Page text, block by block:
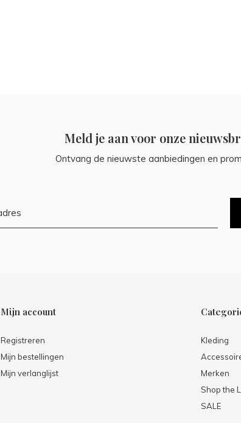
Meld je aan voor onze
Ontvang de nieuwste aanbiedingen en
Mijn account
Registreren
Mijn bestellingen
Mijn verlanglijst
Kleding
Merken
Shop the
SALE